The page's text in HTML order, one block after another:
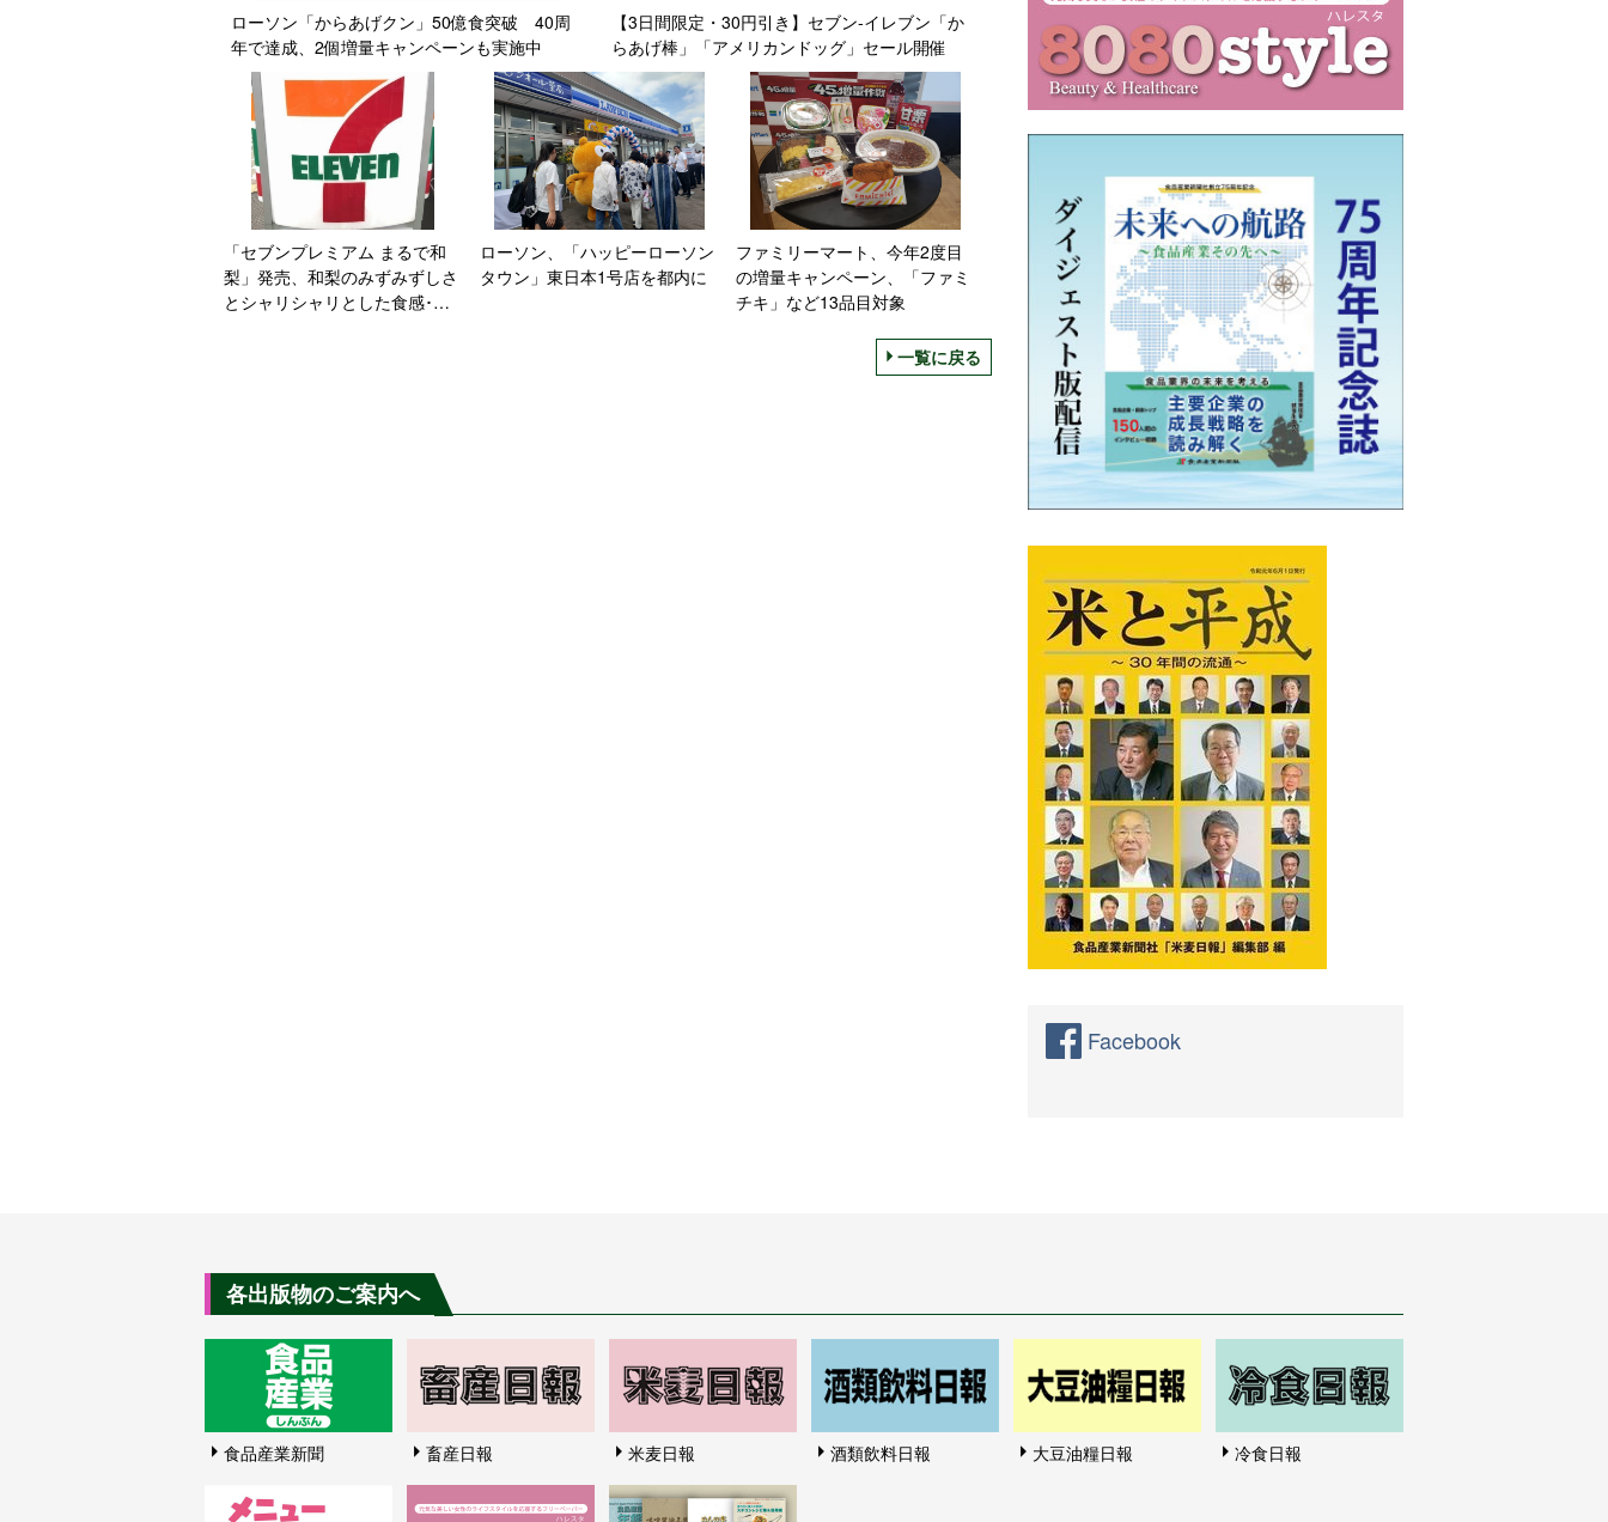
ローソン「からあげクン」50億食突破 40周
年で達成、2個増量キャンペーンも実施中
【3日間限定・30円引き】セブン‐イレブン「か
らあげ棒」「アメリカンドッグ」セール開催
「セブンプレミアム まるで和
梨」発売、和梨のみずみずしさ
とシャリシャリとした食感･味
ローソン、「ハッピーローソン
タウン」東日本1号店を都内に
ファミリーマート、今年2度目
の増量キャンペーン、「ファミ
チキ」など13品目対象
一覧に戻る
Facebook
各出版物のご案内へ
食品産業新聞 畜産日報 米麦日報 酒類飲料日報 大豆油糧日報 冷食日報